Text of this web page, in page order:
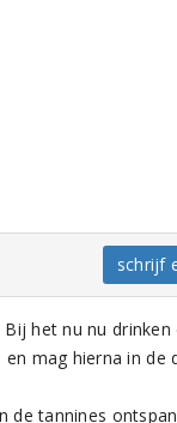
schrijf
het nu nu drinken
mag hierna in de
de tannines